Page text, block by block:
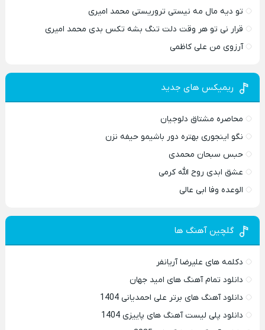
تو دیه مال مه نیستی تروریستی محمد امیری
قرار نی تو هر وقت دلت تنگ بشه تکس بدی محمد امیری
آرزوی من علی کاظمی
ریمیکس های جدید
محاصره مشتاق دلوجیان
نگو اینجوری بهتره دور باشیمو حیفه نزن
حبس سبحان محمدی
عشق ابدی روح الله کرمی
الوعده وفا ابی عالی
گلچین آهنگ ها
دکلمه های علیرضا آریانفر
دانلود تمام آهنگ های امید جهان
دانلود آهنگ های برتر علی احمدیانی 1404
دانلود پلی لیست آهنگ های پاییزی 1404